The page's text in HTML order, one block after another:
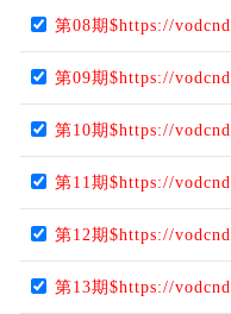
第08期$https://
第09期$https://
第10期$https://
第11期$https://
第12期$https://
第13期$https://